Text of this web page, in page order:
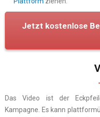
Jetzt kostenlose
Das Video ist der
Kampagne. Es kann